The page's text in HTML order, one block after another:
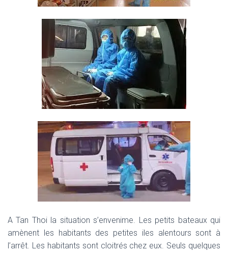
A Tan Thoi la situation s’envenime. Les petits bateaux qui
amènent les habitants des petites iles alentours sont à
l’arrêt. Les habitants sont cloitrés chez eux. Seuls quelques